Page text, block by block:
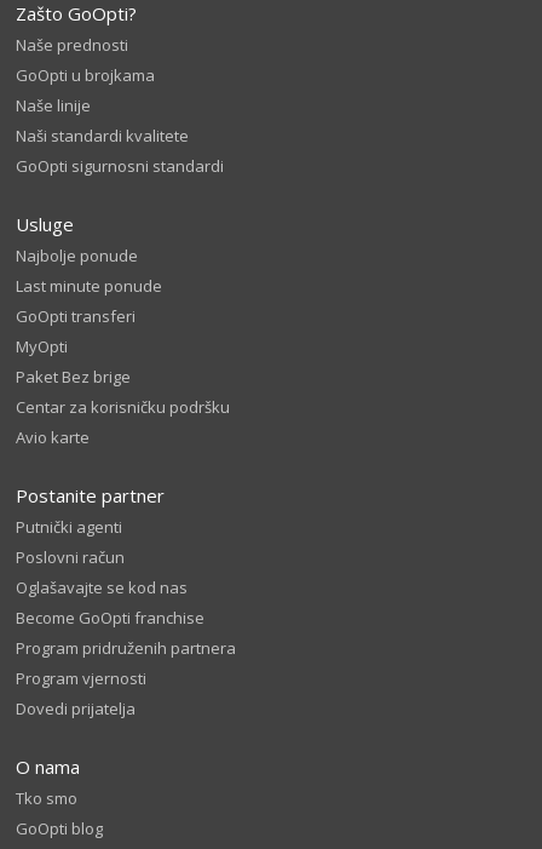
Zašto GoOpti?
Naše prednosti
GoOpti u brojkama
Naše linije
Naši standardi kvalitete
GoOpti sigurnosni standardi
Usluge
Najbolje ponude
Last minute ponude
GoOpti transferi
MyOpti
Paket Bez brige
Centar za korisničku podršku
Avio karte
Postanite partner
Putnički agenti
Poslovni račun
Oglašavajte se kod nas
Become GoOpti franchise
Program pridruženih partnera
Program vjernosti
Dovedi prijatelja
O nama
Tko smo
GoOpti blog